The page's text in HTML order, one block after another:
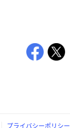
プライバシーポリシー